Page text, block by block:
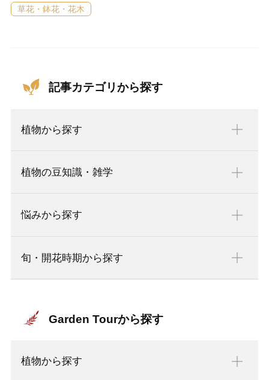
草花・鉢花・花木
記事カテゴリから探す
植物から探す
植物の豆知識・雑学
悩みから探す
旬・開花時期から探す
Garden Tourから探す
植物から探す